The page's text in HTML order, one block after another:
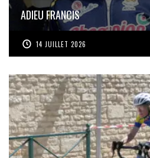
ADIEU FRANCIS
14 JUILLET 2026